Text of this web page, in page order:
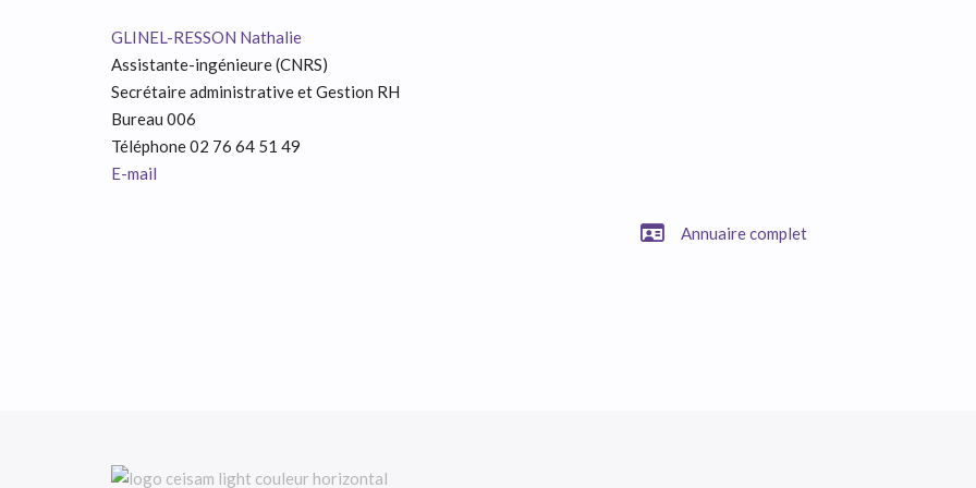
GLINEL-RESSON Nathalie
Assistante-ingénieure (CNRS)
Secrétaire administrative et Gestion RH
Bureau 006
Téléphone 02 76 64 51 49
E-mail
Annuaire complet